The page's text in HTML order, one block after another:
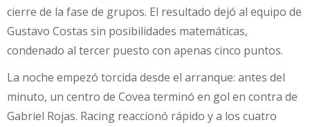
cierre de la fase de grupos. El resultado dejó al equipo de
Gustavo Costas sin posibilidades matemáticas,
condenado al tercer puesto con apenas cinco puntos.
La noche empezó torcida desde el arranque: antes del
minuto, un centro de Covea terminó en gol en contra de
Gabriel Rojas. Racing reaccionó rápido y a los cuatro